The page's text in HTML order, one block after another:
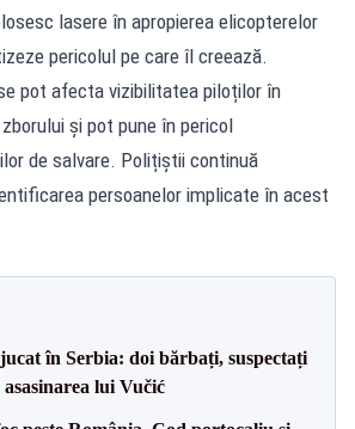
lasere în apropierea elicopterelor
pericolul pe care îl creează.
pot afecta vizibilitatea piloților în
și pot pune în pericol
de salvare. Polițiștii continuă
persoanelor implicate în acest
în Serbia: doi bărbați, suspectați
lui Vučić